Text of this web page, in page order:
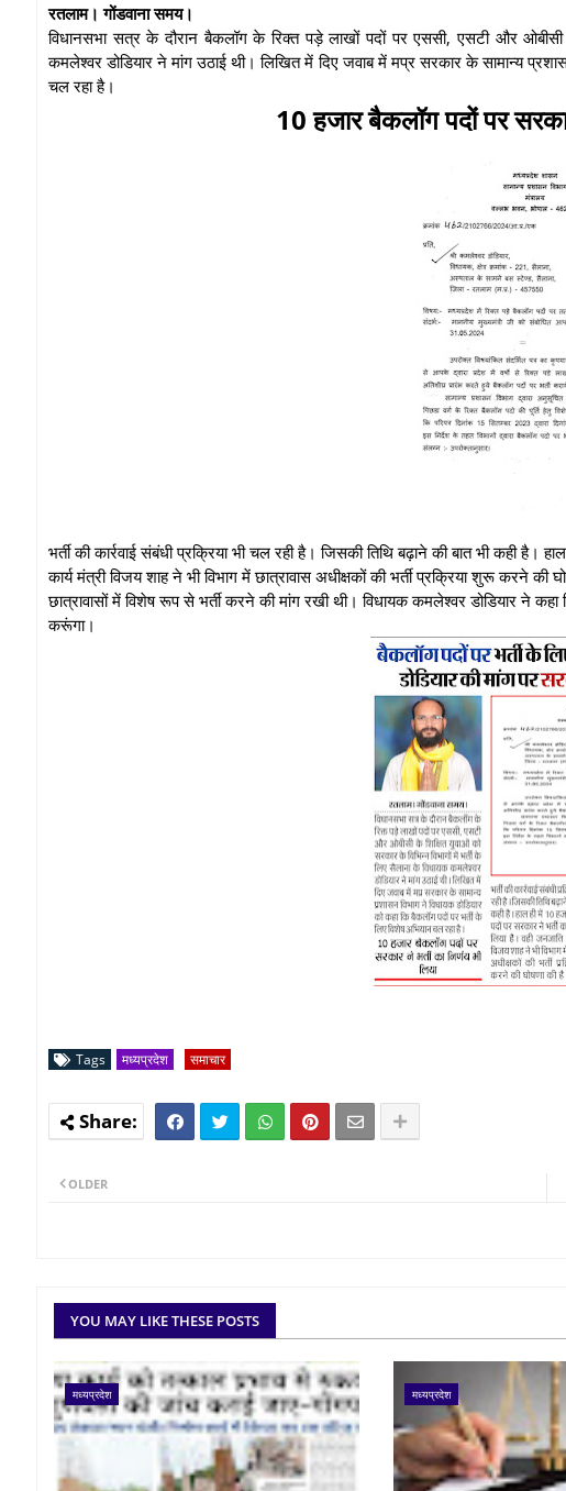
रतलाम। गोंडवाना समय।
विधानसभा सत्र के दौरान बैकलॉग के रिक्त पड़े लाखों पदों पर एससी, एसटी और
कमलेश्वर डोडियार ने मांग उठाई थी। लिखित में दिए जवाब में मप्र सरकार के सामान्य
चल रहा है।
10 हजार बैकलॉग पदों पर
भर्ती की कार्रवाई संबंधी प्रक्रिया भी चल रही है। जिसकी तिथि बढ़ाने की बात भी कही है।
कार्य मंत्री विजय शाह ने भी विभाग में छात्रावास अधीक्षकों की भर्ती प्रक्रिया शुरू
छात्रावासों में विशेष रूप से भर्ती करने की मांग रखी थी। विधायक कमलेश्वर डोडियार ने
करूंगा।
Tags मध्यप्रदेश समाचार
OLDER
YOU MAY LIKE THESE POSTS
मध्यप्रदेश मध्यप्रदेश